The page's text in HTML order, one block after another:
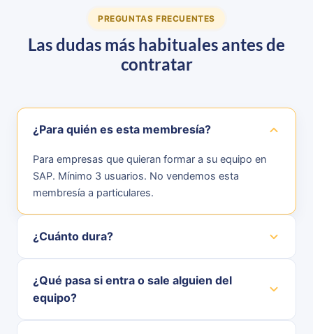
PREGUNTAS FRECUENTES
Las dudas más habituales antes de
contratar
¿Para quién es esta membresía?
Para empresas que quieran formar a su equipo en
SAP. Mínimo 3 usuarios. No vendemos esta
membresía a particulares.
¿Cuánto dura?
¿Qué pasa si entra o sale alguien del
equipo?